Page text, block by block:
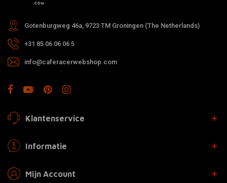
Gotenburgweg 46a, 9723 TM Groningen (The Netherlands)
+31 85 06 06 06 5
info@caferacerwebshop.com
Klantenservice
Informatie
Mijn Account